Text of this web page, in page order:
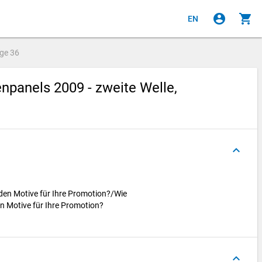
EN account_circle shopping_cart
36
2009 - zweite Welle,
keyboard_arrow_up
Motive für Ihre Promotion?/Wie
Motive für Ihre Promotion?
keyboard_arrow_up